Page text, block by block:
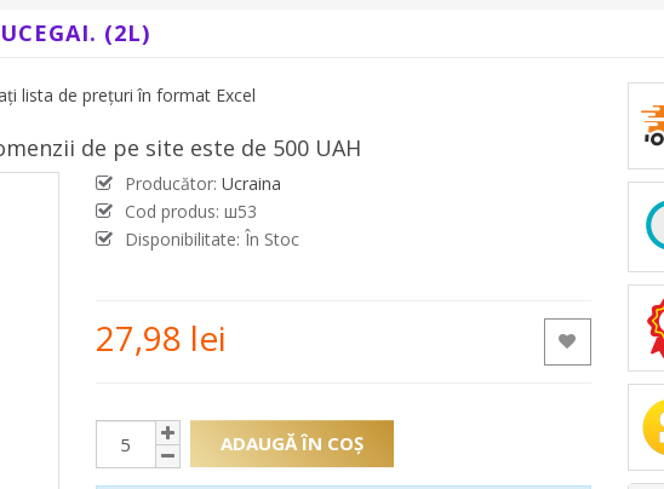
(2L)
lista de prețuri în format Excel
de pe site este de 500 UAH
Producător: Ucraina
Cod produs: ш53
Disponibilitate: În Stoc
27,98 lei
ADAUGĂ ÎN COŞ